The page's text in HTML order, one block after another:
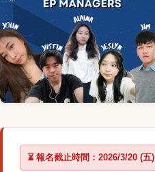
⏳報名截止時間：2026/3/20 (五)